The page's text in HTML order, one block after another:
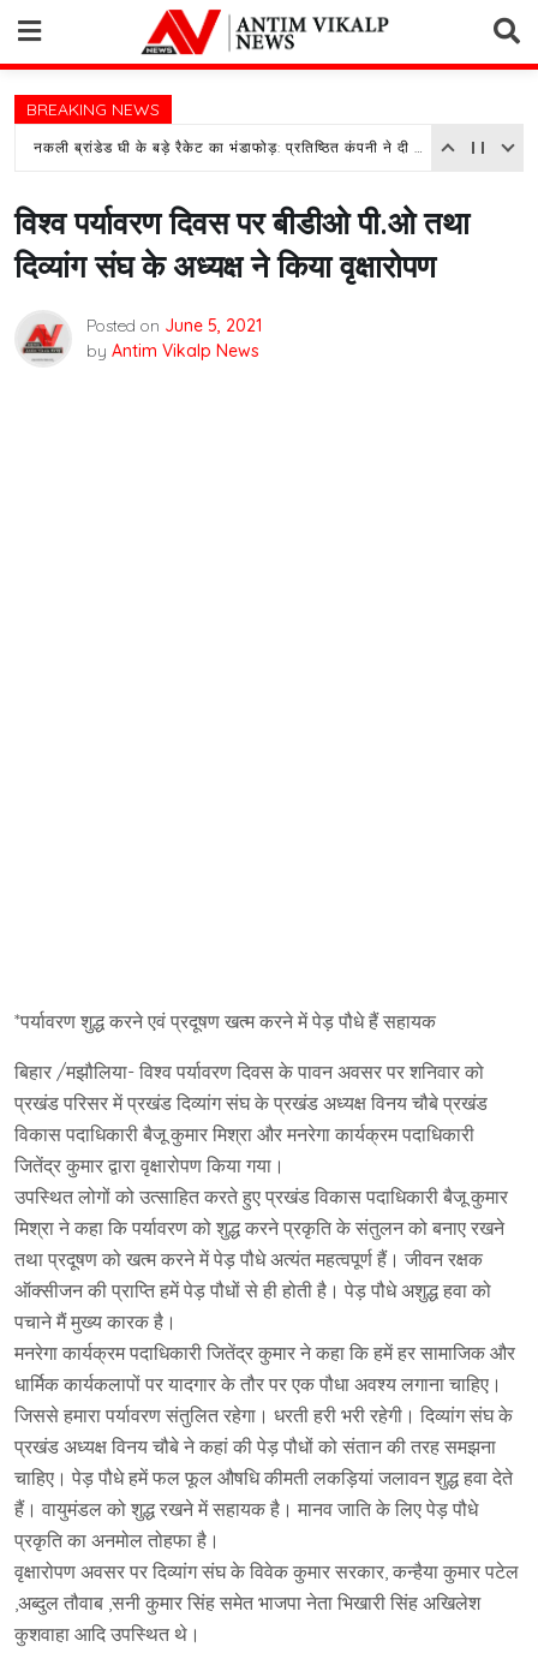
content
BREAKING NEWS
नकली ब्रांडेड घी के बड़े रैकेट का भंडाफोड़: प्रतिष्ठित कंपनी ने दी तहरीर, पुलिस जांच में जुटी
विश्व पर्यावरण दिवस पर बीडीओ पी.ओ तथा
दिव्यांग संघ के अध्यक्ष ने किया वृक्षारोपण
Posted on June 5, 2021
by Antim Vikalp News
*पर्यावरण शुद्ध करने एवं प्रदूषण खत्म करने में पेड़ पौधे हैं सहायक
बिहार /मझौलिया- विश्व पर्यावरण दिवस के पावन अवसर पर शनिवार को
प्रखंड परिसर में प्रखंड दिव्यांग संघ के प्रखंड अध्यक्ष विनय चौबे प्रखंड
विकास पदाधिकारी बैजू कुमार मिश्रा और मनरेगा कार्यक्रम पदाधिकारी
जितेंद्र कुमार द्वारा वृक्षारोपण किया गया।
उपस्थित लोगों को उत्साहित करते हुए प्रखंड विकास पदाधिकारी बैजू कुमार
मिश्रा ने कहा कि पर्यावरण को शुद्ध करने प्रकृति के संतुलन को बनाए रखने
तथा प्रदूषण को खत्म करने में पेड़ पौधे अत्यंत महत्वपूर्ण हैं। जीवन रक्षक
ऑक्सीजन की प्राप्ति हमें पेड़ पौधों से ही होती है। पेड़ पौधे अशुद्ध हवा को
पचाने मैं मुख्य कारक है।
मनरेगा कार्यक्रम पदाधिकारी जितेंद्र कुमार ने कहा कि हमें हर सामाजिक और
धार्मिक कार्यकलापों पर यादगार के तौर पर एक पौधा अवश्य लगाना चाहिए।
जिससे हमारा पर्यावरण संतुलित रहेगा। धरती हरी भरी रहेगी। दिव्यांग संघ के
प्रखंड अध्यक्ष विनय चौबे ने कहां की पेड़ पौधों को संतान की तरह समझना
चाहिए। पेड़ पौधे हमें फल फूल औषधि कीमती लकड़ियां जलावन शुद्ध हवा देते
हैं। वायुमंडल को शुद्ध रखने में सहायक है। मानव जाति के लिए पेड़ पौधे
प्रकृति का अनमोल तोहफा है।
वृक्षारोपण अवसर पर दिव्यांग संघ के विवेक कुमार सरकार, कन्हैया कुमार पटेल
,अब्दुल तौवाब ,सनी कुमार सिंह समेत भाजपा नेता भिखारी सिंह अखिलेश
कुशवाहा आदि उपस्थित थे।